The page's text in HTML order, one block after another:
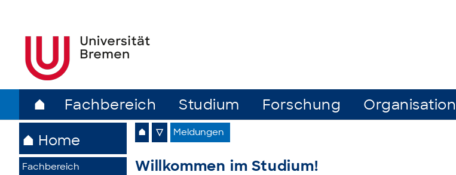
⌂ Fachbereich Studium Forschung Organisation
⌂ Home
Fachbereich
⌂ ▽ Meldungen
Willkommen im Studium!